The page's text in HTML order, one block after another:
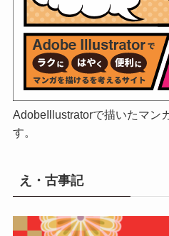
AdobeIllustratorで描いたマン
す。
え・古事記